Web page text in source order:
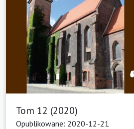
Tom 12 (2020)
Opublikowane: 2020-12-21